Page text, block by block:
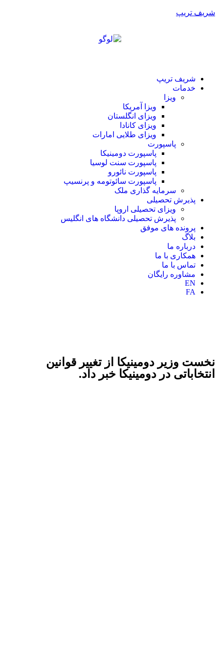
شریف تریپ
شریف تریپ
خدمات
ویزا
ویزا آمریکا
ویزای انگلستان
ویزای کانادا
ویزای طلایی امارات
پاسپورت
پاسپورت دومینیکا
پاسپورت سنت لوسیا
پاسپورت نائورو
پاسپورت سائوتومه و پرنسیپ
سرمایه گذاری ملک
پذیرش تحصیلی
ویزای تحصیلی اروپا
پذیرش تحصیلی دانشگاه های انگلیس
پرونده های موفق
بلاگ
درباره ما
همکاری با ما
تماس با ما
مشاوره رایگان
EN
FA
نخست وزیر دومینیکا از تغییر قوانین
انتخاباتی در دومینیکا خبر داد.